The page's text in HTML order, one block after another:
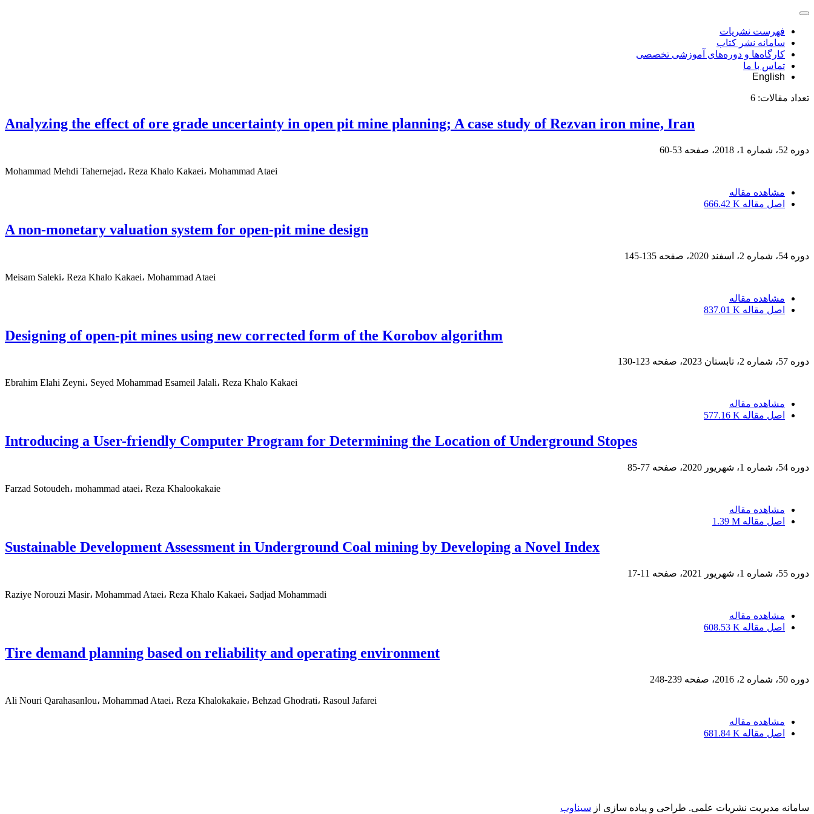
فهرست نشریات
سامانه نشر کتاب
کارگاه‌ها و دوره‌های آموزشی تخصصی
تماس با ما
English
تعداد مقالات: 6
Analyzing the effect of ore grade uncertainty in open pit mine planning; A case study of Rezvan iron mine, Iran
دوره 52، شماره 1، 2018، صفحه 53-60
Mohammad Mehdi Tahernejad، Reza Khalo Kakaei، Mohammad Ataei
مشاهده مقاله
اصل مقاله 666.42 K
A non-monetary valuation system for open-pit mine design
دوره 54، شماره 2، اسفند 2020، صفحه 135-145
Meisam Saleki، Reza Khalo Kakaei، Mohammad Ataei
مشاهده مقاله
اصل مقاله 837.01 K
Designing of open-pit mines using new corrected form of the Korobov algorithm
دوره 57، شماره 2، تابستان 2023، صفحه 123-130
Ebrahim Elahi Zeyni، Seyed Mohammad Esameil Jalali، Reza Khalo Kakaei
مشاهده مقاله
اصل مقاله 577.16 K
Introducing a User-friendly Computer Program for Determining the Location of Underground Stopes
دوره 54، شماره 1، شهریور 2020، صفحه 77-85
Farzad Sotoudeh، mohammad ataei، Reza Khalookakaie
مشاهده مقاله
اصل مقاله 1.39 M
Sustainable Development Assessment in Underground Coal mining by Developing a Novel Index
دوره 55، شماره 1، شهریور 2021، صفحه 11-17
Raziye Norouzi Masir، Mohammad Ataei، Reza Khalo Kakaei، Sadjad Mohammadi
مشاهده مقاله
اصل مقاله 608.53 K
Tire demand planning based on reliability and operating environment
دوره 50، شماره 2، 2016، صفحه 239-248
Ali Nouri Qarahasanlou، Mohammad Ataei، Reza Khalokakaie، Behzad Ghodrati، Rasoul Jafarei
مشاهده مقاله
اصل مقاله 681.84 K
سامانه مدیریت نشریات علمی. طراحی و پیاده سازی از سیناوب